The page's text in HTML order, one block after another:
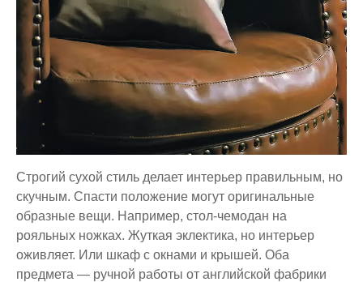
Строгий сухой стиль делает интерьер правильным, но
скучным. Спасти положение могут оригинальные
образные вещи. Например, стол-чемодан на
рояльных ножках. Жуткая эклектика, но интерьер
оживляет. Или шкаф с окнами и крышей. Оба
предмета — ручной работы от английской фабрики